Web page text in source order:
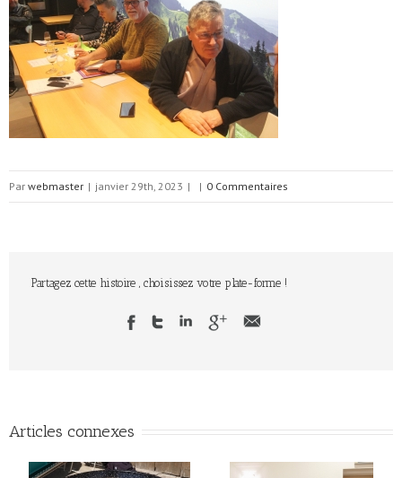
Par webmaster | janvier 29th, 2023 | | 0 Commentaires
Partagez cette histoire , choisissez votre plate-forme !
Articles connexes